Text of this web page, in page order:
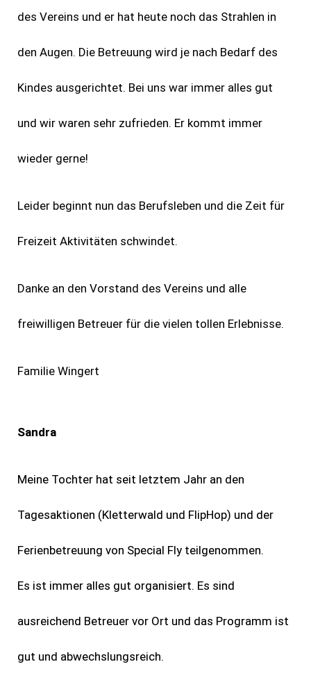
des Vereins und er hat heute noch das Strahlen in
den Augen. Die Betreuung wird je nach Bedarf des
Kindes ausgerichtet. Bei uns war immer alles gut
und wir waren sehr zufrieden. Er kommt immer
wieder gerne!
Leider beginnt nun das Berufsleben und die Zeit für
Freizeit Aktivitäten schwindet.
Danke an den Vorstand des Vereins und alle
freiwilligen Betreuer für die vielen tollen Erlebnisse.
Familie Wingert
Sandra
Meine Tochter hat seit letztem Jahr an den
Tagesaktionen (Kletterwald und FlipHop) und der
Ferienbetreuung von Special Fly teilgenommen.
Es ist immer alles gut organisiert. Es sind
ausreichend Betreuer vor Ort und das Programm ist
gut und abwechslungsreich.